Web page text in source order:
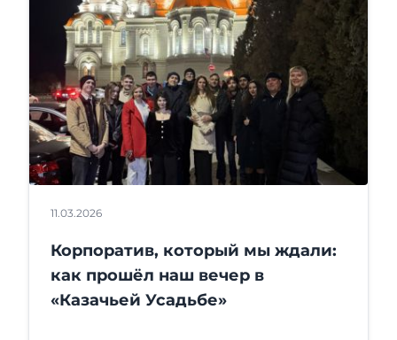
11.03.2026
Корпоратив, который мы ждали:
как прошёл наш вечер в
«Казачьей Усадьбе»